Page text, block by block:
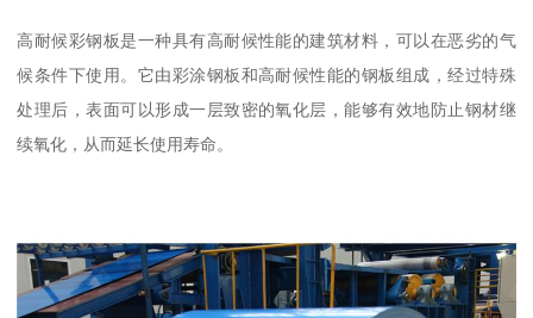
高耐候彩钢板是一种具有高耐候性能的建筑材料，可以在恶劣的气
候条件下使用。它由彩涂钢板和高耐候性能的钢板组成，经过特殊
处理后，表面可以形成一层致密的氧化层，能够有效地防止钢材继
续氧化，从而延长使用寿命。